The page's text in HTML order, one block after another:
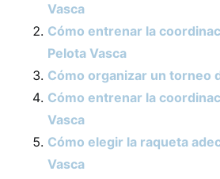
Vasca
Cómo entrenar la
Pelota Vasca
Cómo organizar un torneo
Cómo entrenar la
Vasca
Cómo elegir la raqueta
Vasca